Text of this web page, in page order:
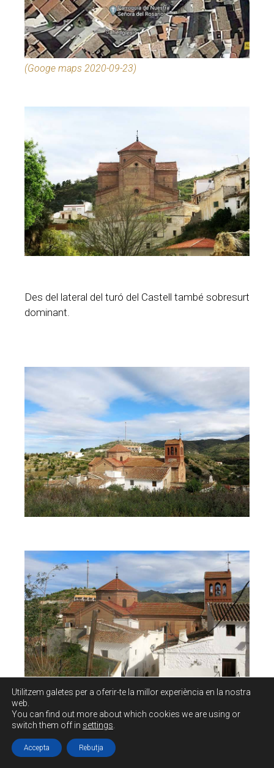
(Googe maps 2020-09-23)
Des del lateral del turó del Castell també sobresurt
dominant.
Té una façana amb torre portada, amb arc
apuntat i arcs cecs.
Utilitzem galetes per a oferir-te la millor experiència en la nostra
web.
You can find out more about which cookies we are using or
switch them off in settings
Accepta Rebutja